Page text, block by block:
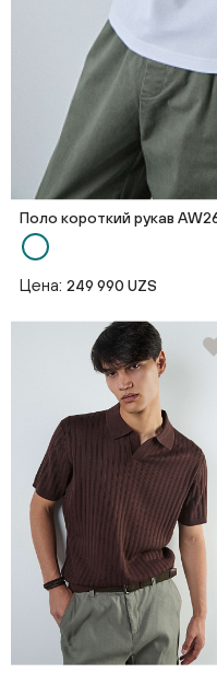
Поло короткий рукав
Цена: 249 990 UZS